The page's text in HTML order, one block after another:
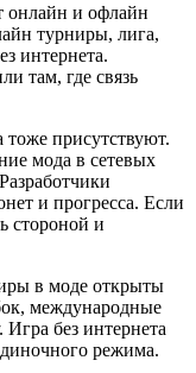
онлайн и офлайн
турниры, лига,
интернета.
там, где связь
присутствуют.
мода в сетевых
и прогресса. Если
стороной и
в моде открыты
международные
без интернета
режима.